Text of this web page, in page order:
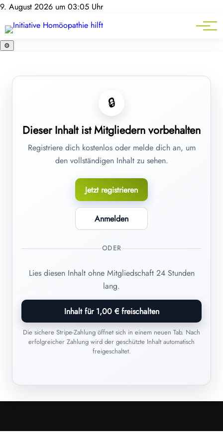
9. August 2026 um 03:05 Uhr
Mitgliederbereich
Homöopathie-News
Service
⚙️
🔒
Dieser Inhalt ist Mitgliedern vorbehalten
Registriere dich kostenlos oder melde dich an, um
den vollständigen Inhalt zu sehen.
Jetzt registrieren
Anmelden
ODER
Lies diesen Inhalt ohne Mitgliedschaft 24 Stunden
lang.
Inhalt für 1,00 € freischalten
Die sichere Stripe-Zahlung öffnet sich in einem neuen Tab. Nach
erfolgreicher Zahlung wird der geschützte Inhalt automatisch
freigeschaltet.